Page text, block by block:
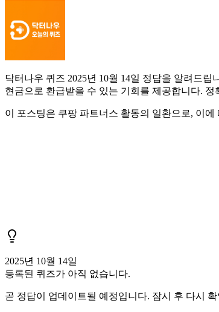
닥터나우 퀴즈 2025년 10월 14일 정답을 알려드
현금으로 환급받을 수 있는 기회를 제공합니다.
이 포스팅은 쿠팡 파트너스 활동의 일환으로, 이
2025년 10월 14일
등록된 퀴즈가 아직 없습니다.
곧 정답이 업데이트될 예정입니다. 잠시 후 다시